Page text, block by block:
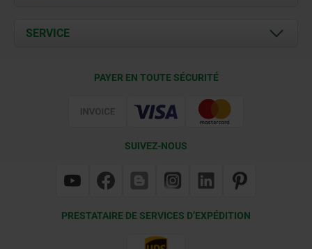
Contact
Documents
SERVICE
PAYER EN TOUTE SÉCURITÉ
SUIVEZ-NOUS
PRESTATAIRE DE SERVICES D’EXPÉDITION